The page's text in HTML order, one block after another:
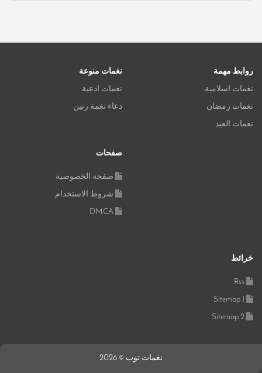
روابط مهمة
نغمات اسلامية
نغمات رمضان
نغمات العيد
نغمات منوعة
نغمات ادعية
دعاء نغمة رنين
صفحات
صفحة الخصوصية
شروط الاستخدام
DMCA
خرائط
Rss
Sitemap 1
Sitemap 2
نغمات توب © 2026